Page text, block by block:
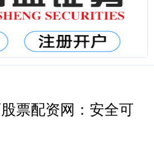
票配资网：安全可